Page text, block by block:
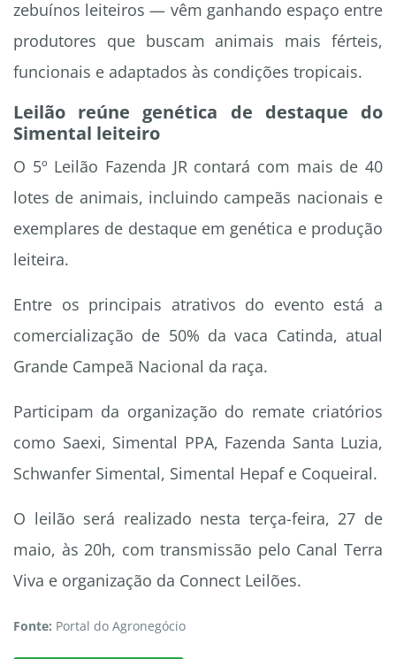
zebuínos leiteiros — vêm ganhando espaço entre
produtores que buscam animais mais férteis,
funcionais e adaptados às condições tropicais.
Leilão reúne genética de destaque do
Simental leiteiro
O 5º Leilão Fazenda JR contará com mais de 40
lotes de animais, incluindo campeãs nacionais e
exemplares de destaque em genética e produção
leiteira.
Entre os principais atrativos do evento está a
comercialização de 50% da vaca Catinda, atual
Grande Campeã Nacional da raça.
Participam da organização do remate criatórios
como Saexi, Simental PPA, Fazenda Santa Luzia,
Schwanfer Simental, Simental Hepaf e Coqueiral.
O leilão será realizado nesta terça-feira, 27 de
maio, às 20h, com transmissão pelo Canal Terra
Viva e organização da Connect Leilões.
Fonte: Portal do Agronegócio